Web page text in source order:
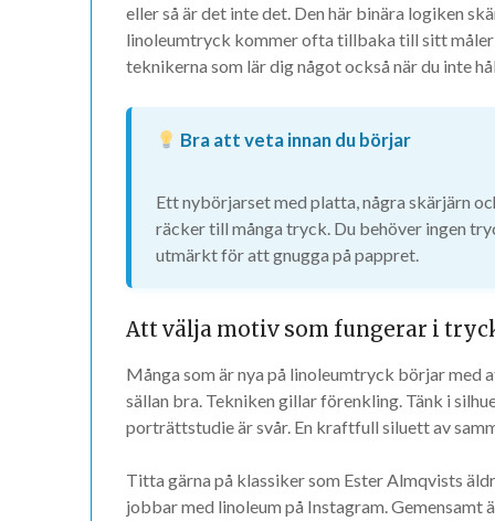
eller så är det inte det. Den här binära logiken
linoleumtryck kommer ofta tillbaka till sitt måleri
teknikerna som lär dig något också när du inte
Bra att veta innan du börjar
Ett nybörjarset med platta, några skärjärn
räcker till många tryck. Du behöver ingen
utmärkt för att gnugga på pappret.
Att välja motiv som fungerar i
Många som är nya på linoleumtryck börjar
sällan bra. Tekniken gillar förenkling. Tänk i
porträttstudie är svår. En kraftfull siluett av
Titta gärna på klassiker som Ester Almqvists
jobbar med linoleum på Instagram. Gemensamt